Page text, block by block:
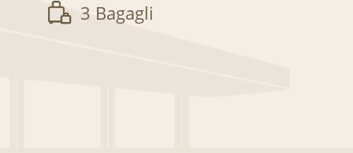
3 Bagagli